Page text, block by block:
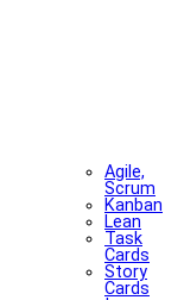
Agile,
Scrum
Kanban
Lean
Task
Cards
Story
Cards